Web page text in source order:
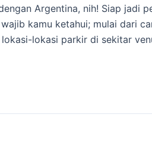
Argentina, nih! Siap jadi
kamu ketahui; mulai dari
lokasi-lokasi parkir di sekitar